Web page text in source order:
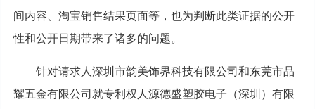
间内容、淘宝销售结果页面等，也为判断此类证据的公开
性和公开日期带来了诸多的问题。
针对请求人深圳市韵美饰界科技有限公司和东莞市品
耀五金有限公司就专利权人源德盛塑胶电子（深圳）有限